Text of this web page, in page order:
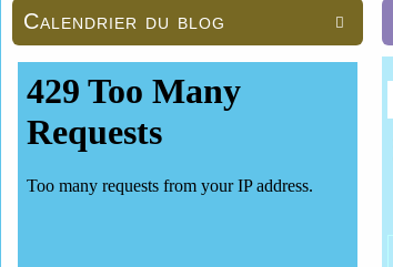

Calendrier du blog